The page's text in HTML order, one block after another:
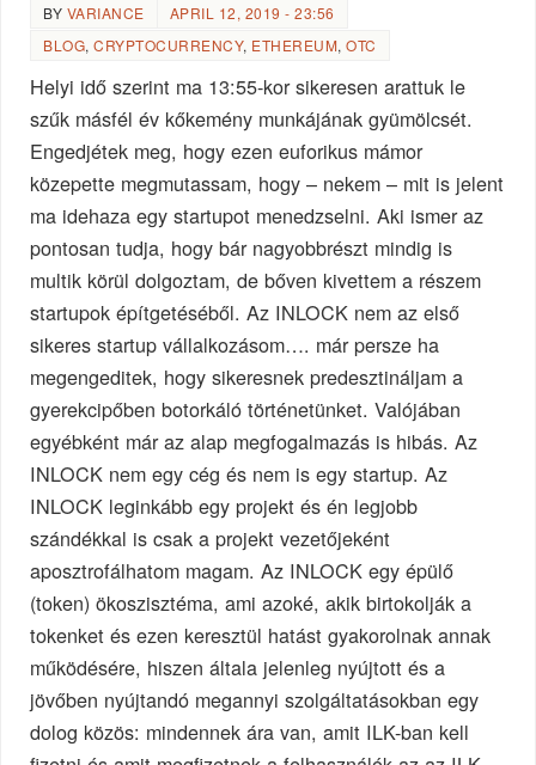
BY VARIANCE
APRIL 12, 2019 - 23:56
BLOG,CRYPTOCURRENCY, ETHEREUM,OTC
Helyi idő szerint ma 13:55-kor sikeresen arattuk le
szűk másfél év kőkemény munkájának gyümölcsét.
Engedjétek meg, hogy ezen euforikus mámor
közepette megmutassam, hogy – nekem – mit is jelent
ma idehaza egy startupot menedzselni. Aki ismer az
pontosan tudja, hogy bár nagyobbrészt mindig is
multik körül dolgoztam, de bőven kivettem a részem
startupok építgetéséből. Az INLOCK nem az első
sikeres startup vállalkozásom…. már persze ha
megengeditek, hogy sikeresnek predesztináljam a
gyerekcipőben botorkáló történetünket. Valójában
egyébként már az alap megfogalmazás is hibás. Az
INLOCK nem egy cég és nem is egy startup. Az
INLOCK leginkább egy projekt és én legjobb
szándékkal is csak a projekt vezetőjeként
aposztrofálhatom magam. Az INLOCK egy épülő
(token) ökoszisztéma, ami azoké, akik birtokolják a
tokenket és ezen keresztül hatást gyakorolnak annak
működésére, hiszen általa jelenleg nyújtott és a
jövőben nyújtandó megannyi szolgáltatásokban egy
dolog közös: mindennek ára van, amit ILK-ban kell